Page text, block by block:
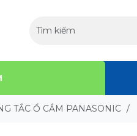
TẮC Ổ CẮM PANASONIC /